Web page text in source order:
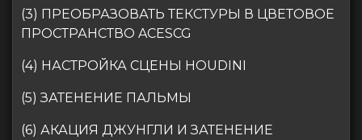
(3) ПРЕОБРАЗОВАТЬ ТЕКСТУРЫ В ЦВЕТОВОЕ
ПРОСТРАНСТВО ACESCG
(4) НАСТРОЙКА СЦЕНЫ HOUDINI
(5) ЗАТЕНЕНИЕ ПАЛЬМЫ
(6) АКАЦИЯ ДЖУНГЛИ И ЗАТЕНЕНИЕ